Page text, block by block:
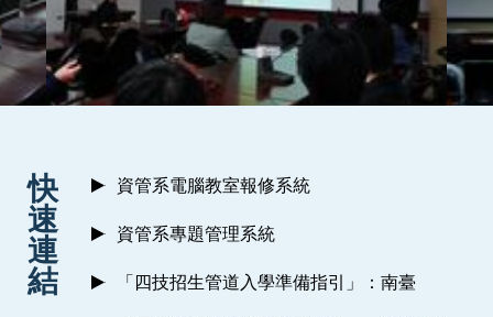
快
速
連
結
資管系電腦教室報修系統
資管系專題管理系統
「四技招生管道入學準備指引」：南臺